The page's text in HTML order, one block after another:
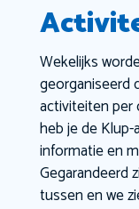
Wekelijks
georganiseerd
activiteiten per
heb je de Klup-
informatie en
Gegarandeerd
tussen en we